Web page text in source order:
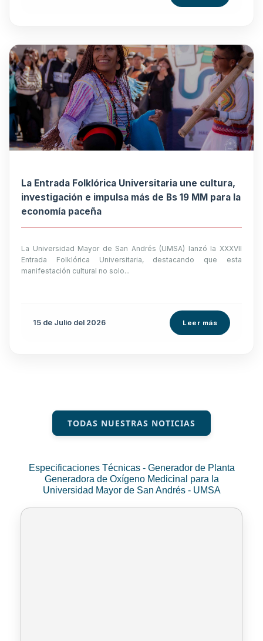
La Entrada Folklórica Universitaria une cultura,
investigación e impulsa más de Bs 19 MM para la
economía paceña
La Universidad Mayor de San Andrés (UMSA) lanzó la XXXVII
Entrada Folklórica Universitaria, destacando que esta
manifestación cultural no solo...
15 de Julio del 2026 Leer más
TODAS NUESTRAS NOTICIAS
Especificaciones Técnicas - Generador de Planta
Generadora de Oxígeno Medicinal para la
Universidad Mayor de San Andrés - UMSA